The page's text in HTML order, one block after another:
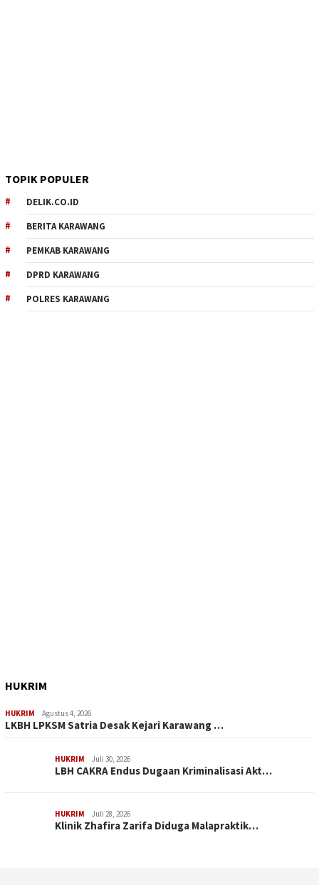
TOPIK POPULER
DELIK.CO.ID
BERITA KARAWANG
PEMKAB KARAWANG
DPRD KARAWANG
POLRES KARAWANG
HUKRIM
HUKRIM Agustus 4, 2026
LKBH LPKSM Satria Desak Kejari Karawang …
HUKRIM Juli 30, 2026
LBH CAKRA Endus Dugaan Kriminalisasi Akt…
HUKRIM Juli 28, 2026
Klinik Zhafira Zarifa Diduga Malapraktik…